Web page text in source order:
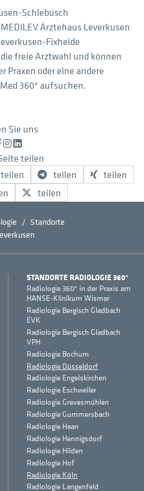
Schlebusch
Ärztehaus Leverkusen
Fixheide
freie Arztwahl und können
Praxen oder eine andere
360° aufsuchen.
Sie uns
Facebook
Instagram
LinkedIn
teilen
teilen teilen
teilen
teilen
Standorte
STANDORTE RADIOLOGIE 360°
Radiologie 360° in der Praxis am
HANSE-Klinikum Wismar
Radiologie Bergisch Gladbach
EVK
Radiologie Bergisch Gladbach
VPH
Radiologie Bochum
Radiologie Düsseldorf
Radiologie Engelskirchen
Radiologie Eschweiler
Radiologie Grevesmühlen
Radiologie Gummersbach
Radiologie Haan
Radiologie Hennigsdorf
Radiologie Hilden
Radiologie Hof
Radiologie Köln
Radiologie Langenfeld